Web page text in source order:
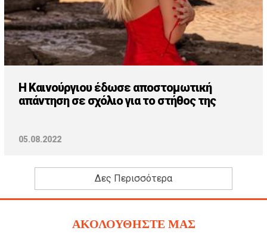
Η Καινούργιου έδωσε αποστομωτική
απάντηση σε σχόλιο για το στήθος της
05.08.2022
Δες Περισσότερα
ΑΚΟΛΟΥΘΗΣΤΕ ΜΑΣ